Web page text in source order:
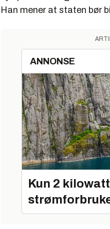
Han mener at staten bør
ANNONSE
Kun 2